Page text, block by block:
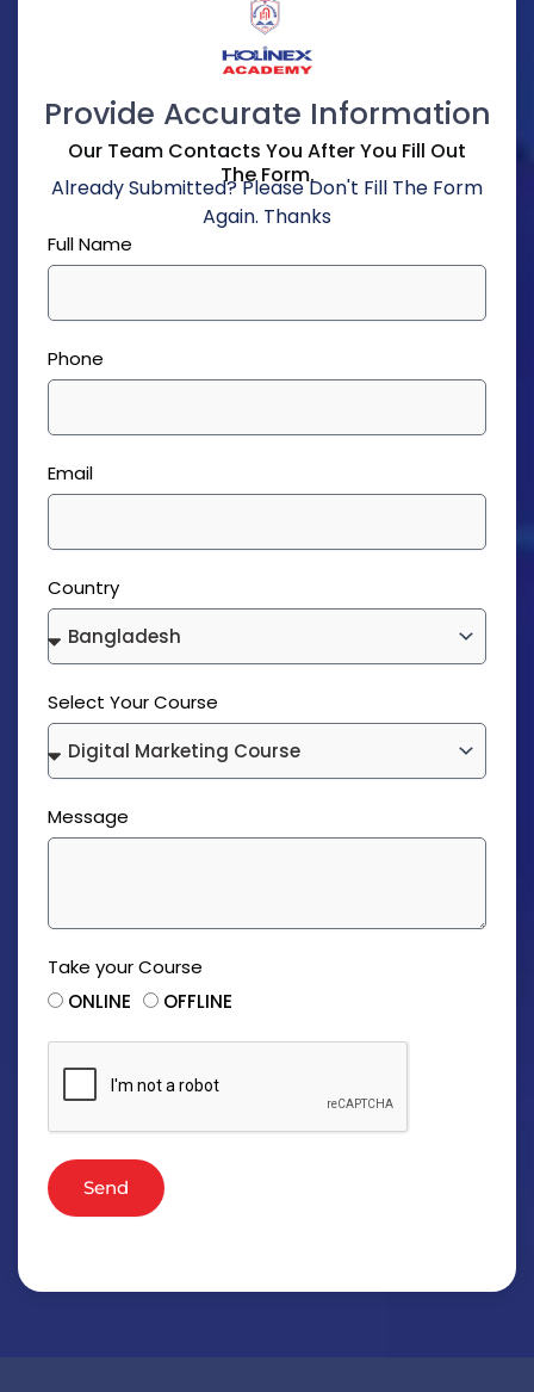
Provide Accurate Information
Our Team Contacts You After You Fill Out
The Form.
Already Submitted? Please Don't Fill The Form
Again. Thanks
Full Name
Phone
Email
Country
Select Your Course
Message
Take your Course
ONLINE
OFFLINE
Send